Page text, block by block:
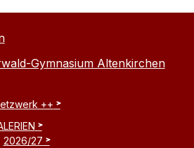
Gymnasium Altenkirchen
++
2026/27